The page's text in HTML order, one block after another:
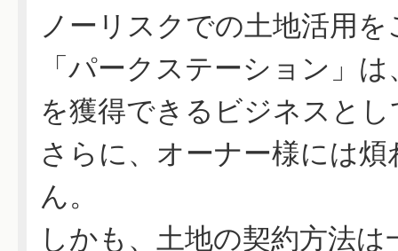
ノーリスクでの土地活用
「パークステーション」
を獲得できるビジネスと
さらに、オーナー様には
ん。
しかも、土地の契約方法